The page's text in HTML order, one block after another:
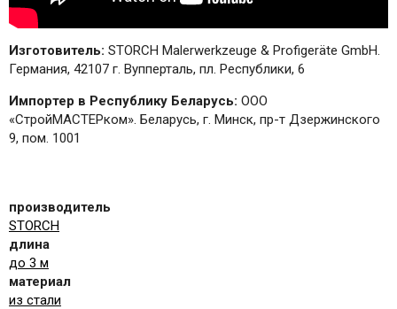
Изготовитель: STORCH Malerwerkzeuge & Profigeräte GmbH.
Германия, 42107 г. Вупперталь, пл. Республики, 6
Импортер в Республику Беларусь: ООО
«СтройМАСТЕРком». Беларусь, г. Минск, пр-т Дзержинского
9, пом. 1001
производитель
STORCH
длина
до 3 м
материал
из стали